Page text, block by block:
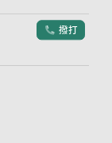
電話符號
撥打